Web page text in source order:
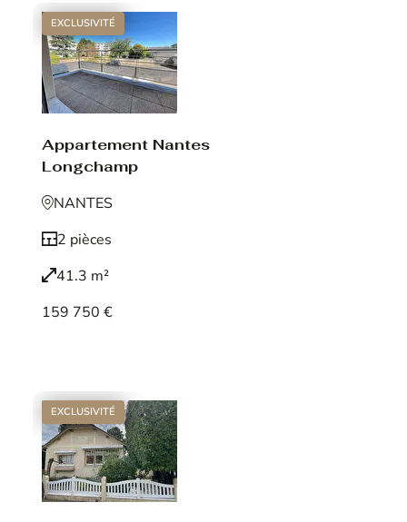
EXCLUSIVITÉ
Appartement Nantes
Longchamp
NANTES
2 pièces
41.3 m²
159 750 €
EXCLUSIVITÉ